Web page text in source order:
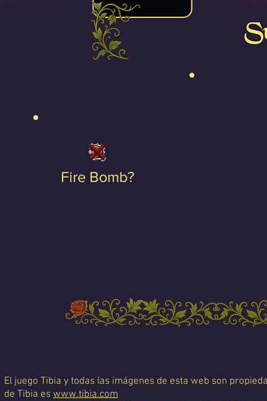
Fire Bomb?
El juego Tibia y todas las imágenes de esta web son
de Tibia es www.tibia.com